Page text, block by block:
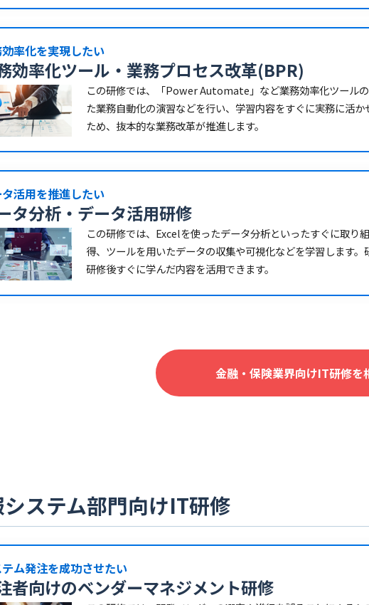
率化を実現したい
効率化ツール・業務プロセス改革(BPR)
この研修では、「Power Automate」など業務効率化ツール
た業務自動化の演習などを行い、学習内容をすぐに実務に活
ため、抜本的な業務改革が推進します。
活用を推進したい
タ分析・データ活用研修
この研修では、Excelを使ったデータ分析といったすぐに取り
得、ツールを用いたデータの収集や可視化などを学習します。
研修後すぐに学んだ内容を活用できます。
金融・保険業界向けIT研修を
ステム部門向けIT研修
ム発注を成功させたい
者向けのベンダーマネジメント研修